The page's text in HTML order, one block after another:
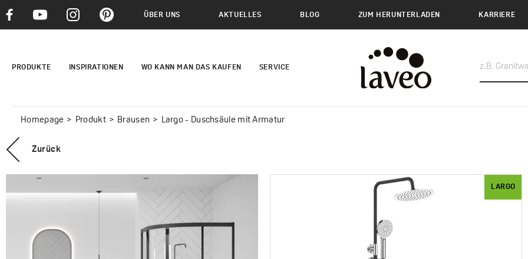
ÜBER UNS AKTUELLES BLOG ZUM HERUNTERLADEN KARRIERE
PRODUKTE INSPIRATIONEN WO KANN MAN DAS KAUFEN SERVICE
Homepage Produkt Brausen Largo - Duschsäule mit Armatur
Zurück
LARGO